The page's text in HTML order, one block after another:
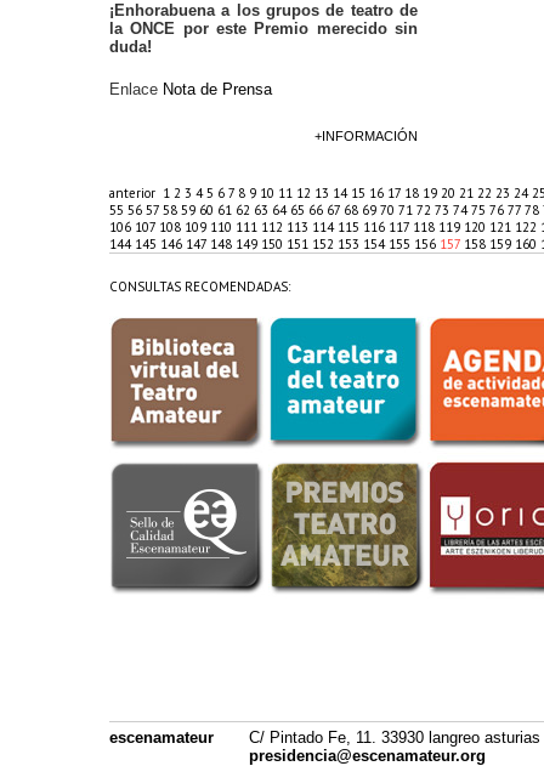
¡Enhorabuena a los grupos de teatro de
la ONCE por este Premio merecido sin
duda!
Enlace Nota de Prensa
+INFORMACIÓN
anterior 1 2 3 45 6 7 8 9 10 11 12 13 14 15 16 17 18 19 20 21 22 23 24
55 56 57 58 59 60 61 62 63 64 65 66 67 68 69 70 71 72 73 7475 76 77 78
106 107 108 109 110 111 112 113 114 115 116 117 118 119 120 121 122
144 145 146 147 148 149 150 151 152 153 154 155 156 157 158 159 160
CONSULTAS RECOMENDADAS:
escenamateur
C/ Pintado Fe, 11. 33930 langreo asturias
presidencia@escenamateur.org